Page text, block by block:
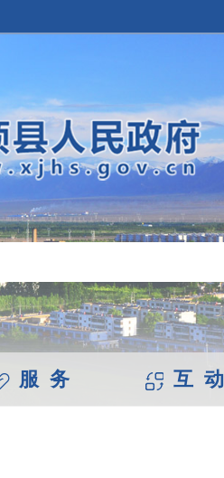
服 务 互 动